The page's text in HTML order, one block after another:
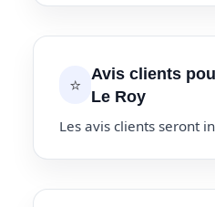
⭐ Avis clients
Le Roy
Les avis clients seront